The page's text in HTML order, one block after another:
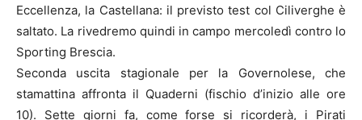
Eccellenza, la Castellana: il previsto test col Ciliverghe è
saltato. La rivedremo quindi in campo mercoledì contro lo
Sporting Brescia.
Seconda uscita stagionale per la Governolese, che
stamattina affronta il Quaderni (fischio d’inizio alle ore
10). Sette giorni fa, come forse si ricorderà, i Pirati